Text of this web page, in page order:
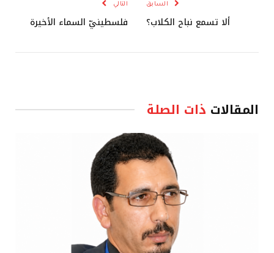
السابق
ألا تسمع نباح الكلاب؟
التالي
فلسطينيّ السماء الأخيرة
المقالات ذات الصلة